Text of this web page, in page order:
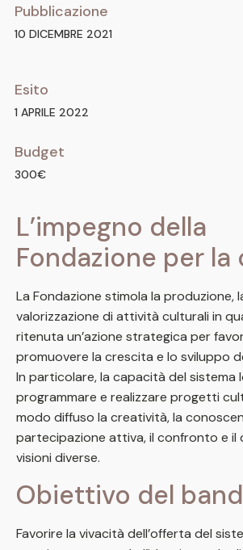
Pubblicazione
10 DICEMBRE 2021
Esito
1 APRILE 2022
Budget
300€
L’impegno della
Fondazione per la
La Fondazione stimola la produzione,
valorizzazione di attività culturali in
ritenuta un’azione strategica per
promuovere la crescita e lo sviluppo
In particolare, la capacità del sistema
programmare e realizzare progetti
modo diffuso la creatività, la
partecipazione attiva, il confronto e il
visioni diverse.
Obiettivo del
Favorire la vivacità dell’offerta del